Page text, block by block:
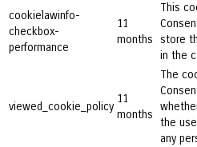
cookielawinfo-
checkbox-
performance
11
months
This
store
in the
viewed_cookie_policy
11
months
The
the
any